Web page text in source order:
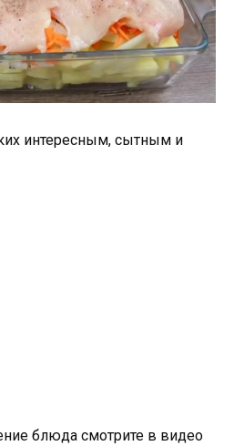
интересным, сытным и
блюда смотрите в видео